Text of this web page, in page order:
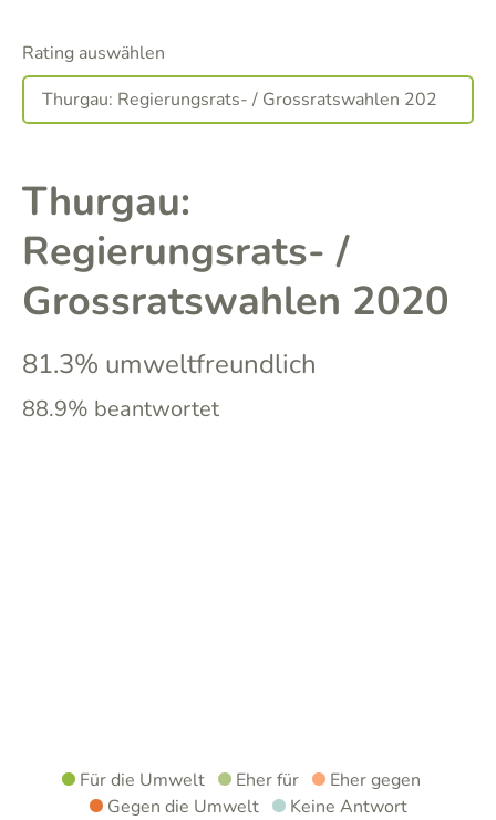
Rating auswählen
Thurgau:
Regierungsrats- /
Grossratswahlen 2020
81.3% umweltfreundlich
88.9% beantwortet
Für die Umwelt Eher für
Eher gegen
Gegen die Umwelt
Keine Antwort